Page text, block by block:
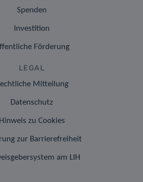
Spenden
Investition
Förderung
LEGAL
Mitteilung
Datenschutz
Hinweis zu Cookies
zur Barrierefreiheit
am LIH